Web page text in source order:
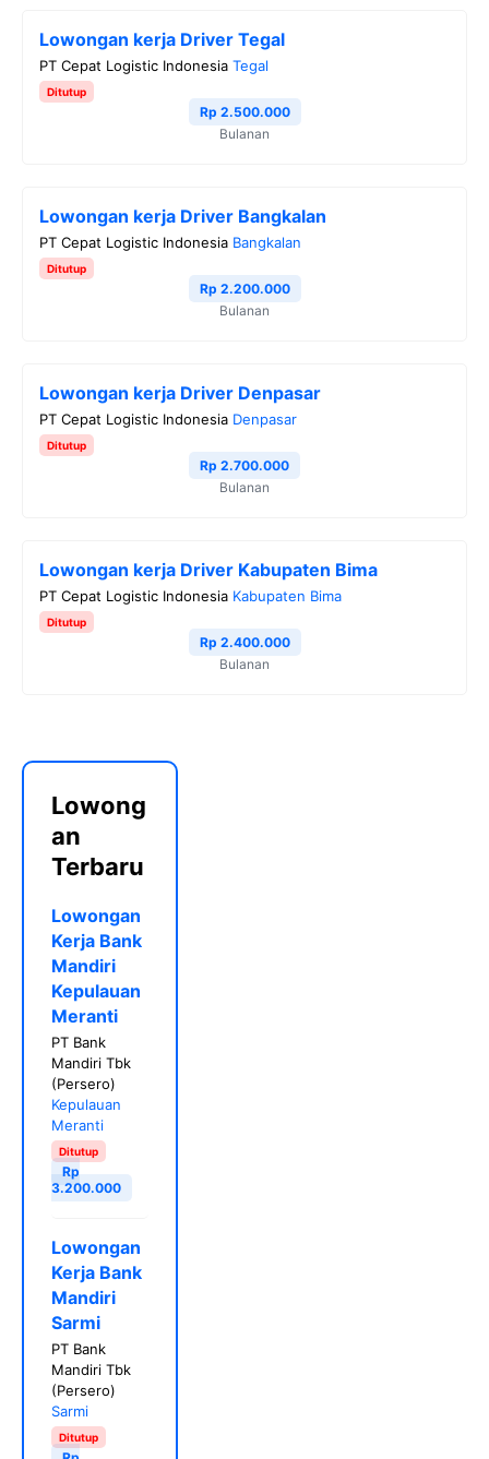
Lowongan kerja Driver Tegal
PT Cepat Logistic Indonesia Tegal
Ditutup
Rp 2.500.000
Bulanan
Lowongan kerja Driver Bangkalan
PT Cepat Logistic Indonesia Bangkalan
Ditutup
Rp 2.200.000
Bulanan
Lowongan kerja Driver Denpasar
PT Cepat Logistic Indonesia Denpasar
Ditutup
Rp 2.700.000
Bulanan
Lowongan kerja Driver Kabupaten Bima
PT Cepat Logistic Indonesia Kabupaten Bima
Ditutup
Rp 2.400.000
Bulanan
Lowong
an
Terbaru
Lowongan
Kerja Bank
Mandiri
Kepulauan
Meranti
PT Bank
Mandiri Tbk
(Persero)
Kepulauan
Meranti
Ditutup
Rp
3.200.000
Lowongan
Kerja Bank
Mandiri
Sarmi
PT Bank
Mandiri Tbk
(Persero)
Sarmi
Ditutup